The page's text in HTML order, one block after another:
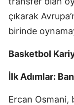
çıkarak
birinde
Basketbol
İlk Adımlar:
Ercan Osmani,